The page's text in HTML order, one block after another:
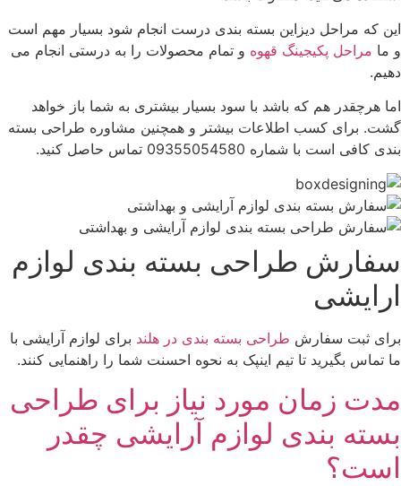
این که مراحل دیزاین بسته بندی درست انجام شود بسیار مهم است
و ما مراحل پکیجینگ قهوه و تمام محصولات را به درستی انجام می
دهیم.
اما هرچقدر هم که باشد با سود بسیار بیشتری به شما باز خواهد
گشت. برای کسب اطلاعات بیشتر و همچنین مشاوره طراحی بسته
بندی کافی است با شماره 09355054580 تماس حاصل کنید.
سفارش طراحی بسته بندی لوازم
ارایشی
برای ثبت سفارش طراحی بسته بندی در هلند برای لوازم آرایشی با
ما تماس بگیرید تا تیم اینپک به نحوه احسنت شما را راهنمایی کنند.
مدت زمان مورد نیاز برای طراحی
بسته بندی لوازم آرایشی چقدر
است؟